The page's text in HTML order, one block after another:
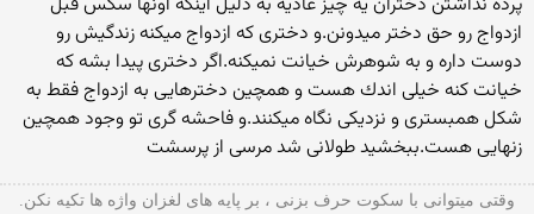
ازدواج رو حق دختر میدونن.و دختری كه ازدواج میكنه زندگیش رو
دوست داره و به شوهرش خیانت نمیكنه.اگر دختری پیدا بشه كه
خیانت كنه خیلی اندك هست و همچین دخترهایی به ازدواج فقط به
شكل همبستری و نزدیكی نگاه میكنند.و فاحشه گری تو وجود همچین
زنهایی هست.ببخشید طولانی شد مرسی از پرسشت
وقتی میتوانی با سکوت حرف بزنی ، بر پایه های لغزان واژه ها تکیه نکن.